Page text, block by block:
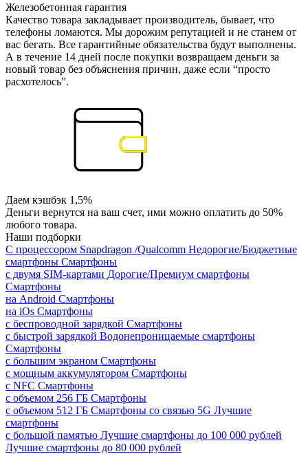
Железобетонная гарантия
Качество товара закладывает производитель, бывает, что
телефоны ломаются. Мы дорожим репутацией и не станем от
вас бегать. Все гарантийные обязательства будут выполнены.
А в течение 14 дней после покупки возвращаем деньги за
новый товар без объяснения причин, даже если “просто
расхотелось”.
Даем кэшбэк 1,5%
Деньги вернутся на ваш счет, ими можно оплатить до 50%
любого товара.
Наши подборки
С процессором Snapdragon /Qualcomm Недорогие/Бюджетные
смартфоны Смартфоны
с двумя SIM-картами Дорогие/Премиум смартфоны
Смартфоны
на Android Смартфоны
на iOs Смартфоны
с беспроводной зарядкой Смартфоны
с быстрой зарядкой Водонепроницаемые смартфоны
Смартфоны
с большим экраном Смартфоны
с мощным аккумулятором Смартфоны
с NFC Смартфоны
с объемом 256 ГБ Смартфоны
с объемом 512 ГБ Смартфоны со связью 5G Лучшие
смартфоны
с большой памятью Лучшие смартфоны до 100 000 рублей
Лучшие смартфоны до 80 000 рублей